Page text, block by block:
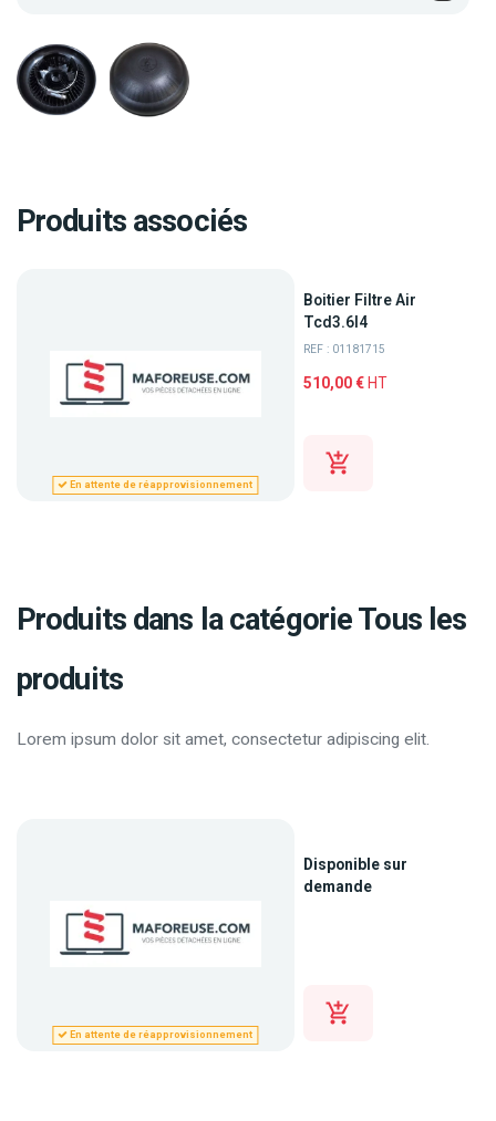
Produits associés
En attente de réapprovisionnement
Boitier Filtre Air
Tcd3.6l4
REF : 01181715
510,00 € HT
Produits dans la catégorie Tous les
produits
Lorem ipsum dolor sit amet, consectetur adipiscing elit.
En attente de réapprovisionnement
Disponible sur
demande